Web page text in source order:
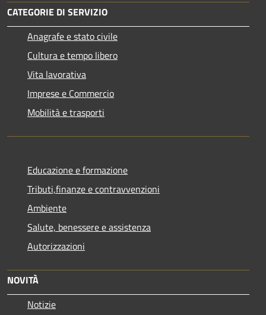
CATEGORIE DI SERVIZIO
Anagrafe e stato civile
Cultura e tempo libero
Vita lavorativa
Imprese e Commercio
Mobilità e trasporti
Educazione e formazione
Tributi,finanze e contravvenzioni
Ambiente
Salute, benessere e assistenza
Autorizzazioni
NOVITÀ
Notizie